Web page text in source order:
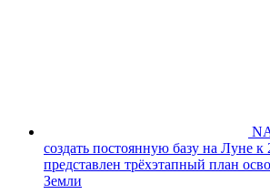
создать постоянную базу на Луне к
представлен трёхэтапный план
Земли